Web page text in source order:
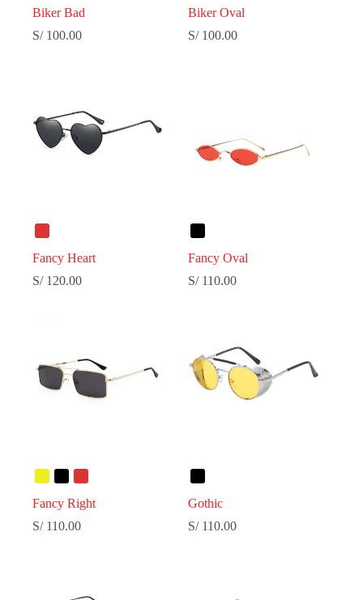
Biker Bad
S/100.00
Biker Oval
S/100.00
Fancy Heart
S/120.00
Fancy Oval
S/110.00
Fancy Right
S/110.00
Gothic
S/110.00